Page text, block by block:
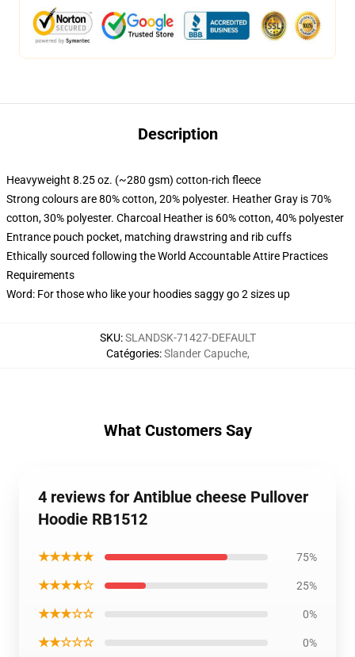
Description
Heavyweight 8.25 oz. (~280 gsm) cotton-rich fleece
Strong colours are 80% cotton, 20% polyester. Heather Gray is 70%
cotton, 30% polyester. Charcoal Heather is 60% cotton, 40% polyester
Entrance pouch pocket, matching drawstring and rib cuffs
Ethically sourced following the World Accountable Attire Practices
Requirements
Word: For those who like your hoodies saggy go 2 sizes up
SKU:SLANDSK-71427-DEFAULT
Catégories:Slander Capuche,
What Customers Say
4 reviews for Antiblue cheese Pullover
Hoodie RB1512
★★★★★ 75%
★★★★☆ 25%
★★★☆☆ 0%
★★☆☆☆ 0%